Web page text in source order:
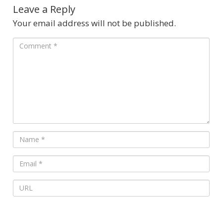
Leave a Reply
Your email address will not be published.